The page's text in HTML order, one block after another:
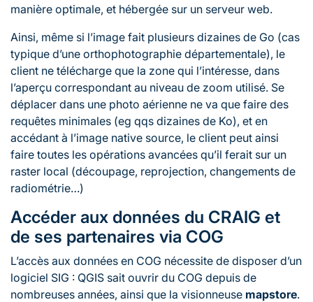
manière optimale, et hébergée sur un serveur web.
Ainsi, même si l’image fait plusieurs dizaines de Go (cas
typique d’une orthophotographie départementale), le
client ne télécharge que la zone qui l’intéresse, dans
l’aperçu correspondant au niveau de zoom utilisé. Se
déplacer dans une photo aérienne ne va que faire des
requêtes minimales (eg qqs dizaines de Ko), et en
accédant à l’image native source, le client peut ainsi
faire toutes les opérations avancées qu’il ferait sur un
raster local (découpage, reprojection, changements de
radiométrie…)
Accéder aux données du CRAIG et
de ses partenaires via COG
L’accès aux données en COG nécessite de disposer d’un
logiciel SIG : QGIS sait ouvrir du COG depuis de
nombreuses années, ainsi que la visionneuse mapstore.